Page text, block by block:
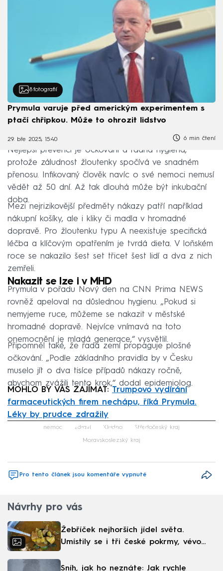
8 fotografií
Prymula varuje před americkým experimentem s
ptačí chřipkou. Může to ohrozit lidstvo
29. bře 2025, 15:40 6 min čtení
Nejlepší prevencí je očkování a řádná hygiena,
protože záludnost žloutenky spočívá ve snadném
přenosu. Infikovaný člověk navíc o své nemoci nemusí
vědět až 50 dní. Až tak dlouhá může být inkubační
doba.
Mezi nejrizikovější předměty nákazy patří například
nákupní košíky, ale i kliky či madla v hromadné
dopravě. Pro žloutenku typu A neexistuje specifická
léčba a klíčovým opatřením je tvrdá dieta. V loňském
roce se nakazilo šest set třicet šest lidí a dva z nich
zemřeli.
Nakazit se lze i v MHD
Prymula v pořadu Nový den na CNN Prima NEWS
rovněž apeloval na důslednou hygienu. „Pokud si
nemyjeme ruce, můžeme se nakazit v městské
hromadné dopravě. Nejvíce vnímavá na toto
onemocnění je mladá generace,“ vysvětlil.
Připomněl také, že řada zemí propaguje plošné
očkování. „Podle základního pravidla by v Česku
muselo jít o dva tisíce případů nákazy ročně,
abychom zvážili tento krok,“ dodal epidemiolog.
MOHLO BY VÁS ZAJÍMAT: Trumpovo vydírání
farmaceutických firem nechápu, říká Prymula.
Léky by prudce zdražily
Failed to fetch
nemoc zdraví Kladno Středočeský kraj
Moravskoslezský kraj
Pro tento článek jsou komentáře vypnuté
Návrhy pro vás
Žebříček nejhorších jídel světa.
Umístily se i tři české pokrmy, vévodí
Sníh, jak ho neznáte: Jak rychle